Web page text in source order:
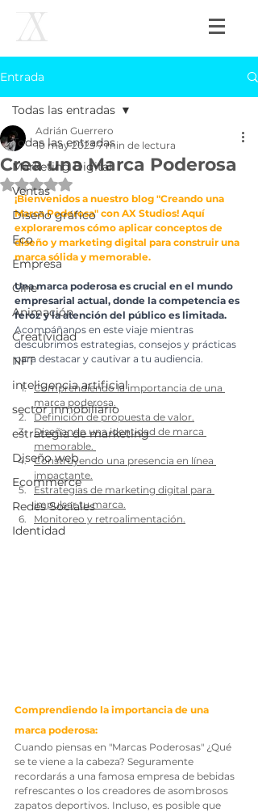
Entrada
Todas las entradas
Marketing Digital
Ventas
Diseño gráfico
Eco
Empresa
Cine
Animación
Creatividad
NFT
inteligencia artificial
sector inmobiliario
estrategia de marketing
Diseño web
Ecommerce
Redes Sociales
Identidad
Todas las entradas
Crea una Marca Poderosa
Adrián Guerrero
10 may 2023 7 min de lectura
Obtuvo NaN de 5 estrellas.
¡Bienvenidos a nuestro blog "Creando una
Marca Poderosa" con AX Studios! Aquí
exploraremos cómo aplicar conceptos de
diseño y marketing digital para construir una
marca sólida y memorable.
Una marca poderosa es crucial en el mundo
empresarial actual, donde la competencia es
feroz y la atención del público es limitada.
Acompáñanos en este viaje mientras
descubrimos estrategias, consejos y prácticas
para destacar y cautivar a tu audiencia.
Comprendiendo la importancia de una
marca poderosa.
Definición de propuesta de valor.
Diseñando una identidad de marca
memorable.
Construyendo una presencia en línea
impactante.
Estrategias de marketing digital para
impulsar tu marca.
Monitoreo y retroalimentación.
Comprendiendo la importancia de una
marca poderosa:
Cuando piensas en "Marcas Poderosas" ¿Qué
se te viene a la cabeza? Seguramente
recordarás a una famosa empresa de bebidas
refrescantes o los creadores de asombrosos
zapatos deportivos. Incluso, es posible que